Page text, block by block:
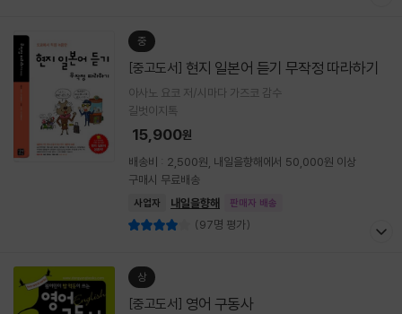
중
[중고도서] 현지 일본어 듣기 무작정 따라하기
아사노 요코 저/시마다 가즈코 감수
길벗이지톡
15,900원
배송비 : 2,500원, 내일을향해에서 50,000원 이상
구매시 무료배송
사업자 내일을향해 판매자 배송
(97명 평가)
상
[중고도서] 영어 구동사